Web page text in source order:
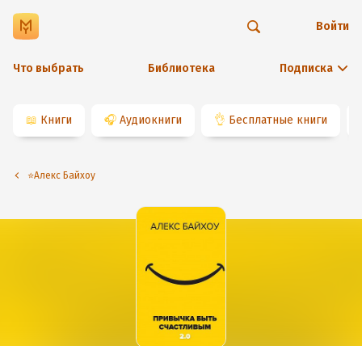
Что выбрать Библиотека Подписка
Войти
📖 Книги 🎧 Аудиокниги 👌 Бесплатные книги
⭐️Алекс Байхоу